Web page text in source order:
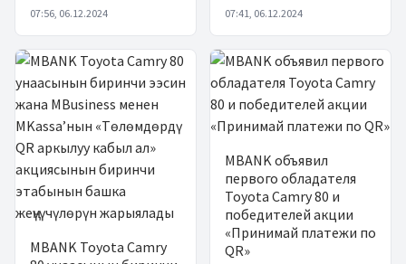
07:56, 06.12.2024 07:41, 06.12.2024
MBANK Toyota Camry
MBANK объявил
первого обладателя
Toyota Camry 80 и
победителей акции
«Принимай платежи по
QR»